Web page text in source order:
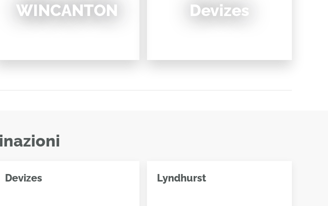
WINCANTON Devizes
Devizes Lyndhurst